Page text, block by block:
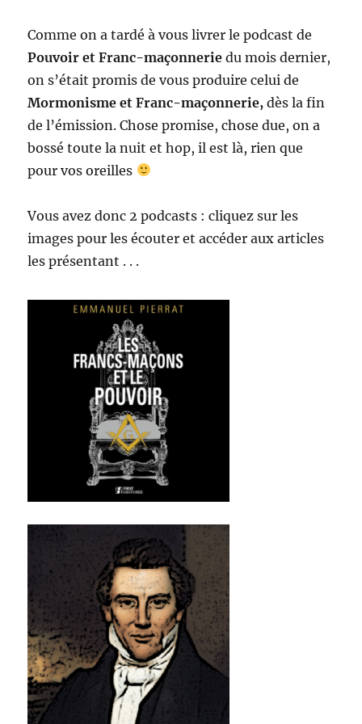
Comme on a tardé à vous livrer le podcast de
Pouvoir et Franc-maçonnerie du mois dernier,
on s’était promis de vous produire celui de
Mormonisme et Franc-maçonnerie, dès la fin
de l’émission. Chose promise, chose due, on a
bossé toute la nuit et hop, il est là, rien que
pour vos oreilles
Vous avez donc 2 podcasts : cliquez sur les
images pour les écouter et accéder aux articles
les présentant . . .